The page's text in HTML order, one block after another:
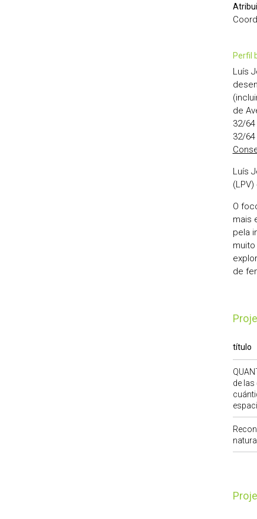
perfil
Luís
de
32/
32/
Luís
O
mais
pela
de
título
de
natural